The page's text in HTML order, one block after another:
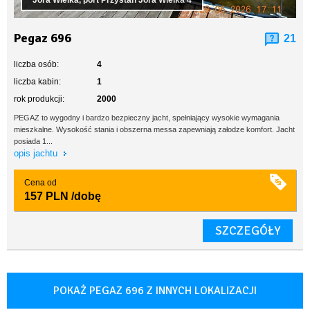
Pegaz 696 21
liczba osób:
4
liczba kabin:
1
rok produkcji:
2000
PEGAZ to wygodny i bardzo bezpieczny jacht, spełniający wysokie wymagania
mieszkalne. Wysokość stania i obszerna messa zapewniają załodze komfort. Jacht
posiada 1...
opis jachtu
Cena od
157 PLN /dobę
SZCZEGÓŁY
POKAŻ PEGAZ 696 Z INNYCH LOKALIZACJI